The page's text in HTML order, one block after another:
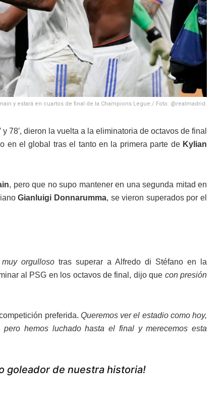
y estará en cuartos de final de la Champions Legue./ Foto: @realmadrid.
y 78′, dieron la vuelta a la eliminatoria de octavos de final
en el global tras el tanto en la primera parte de Kylian
, pero que no supo mantener en una segunda mitad en
Gianluigi Donnarumma, se vieron superados por el
muy orgullosotras superar a Alfredo di Stéfano en la
al PSG en los octavos de final, dijo que con presión
preferida. Queremos ver el estadio como hoy,
hemos luchado hasta el final y merecemos esta
goleador de nuestra historia!